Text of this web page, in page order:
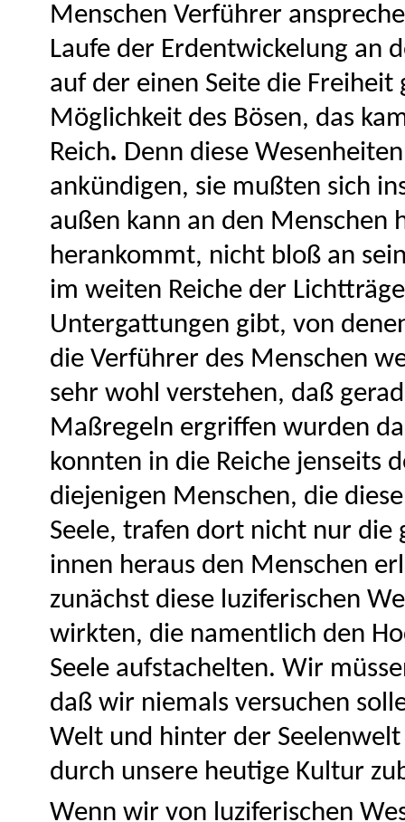
Menschen Verführer
Laufe der Erdentwickelung an
auf der einen Seite die
Möglichkeit des Bösen, das
Reich. Denn diese
ankündigen, sie mußten sich
außen kann an den Menschen
herankommt, nicht bloß an
im weiten Reiche der
Untergattungen gibt, von
die Verführer des Menschen
sehr wohl verstehen, daß
Maßregeln ergriffen wurden
konnten in die Reiche jenseits
diejenigen Menschen, die
Seele, trafen dort nicht nur die
innen heraus den Menschen
zunächst diese luziferischen
wirkten, die namentlich den
Seele aufstachelten. Wir
daß wir niemals versuchen
Welt und hinter der
durch unsere heutige Kultur
Wenn wir von luziferischen